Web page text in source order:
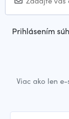
Prihlásením
Viac ako len